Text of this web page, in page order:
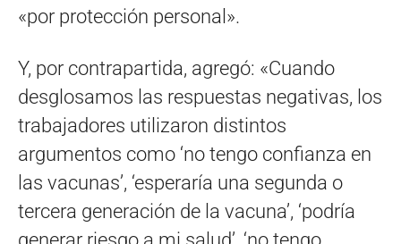
«por protección personal».
Y, por contrapartida, agregó: «Cuando
desglosamos las respuestas negativas, los
trabajadores utilizaron distintos
argumentos como ‘no tengo confianza en
las vacunas’, ‘esperaría una segunda o
tercera generación de la vacuna’, ‘podría